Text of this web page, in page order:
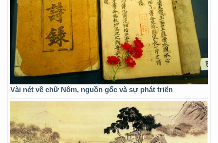
Vài nét về chữ Nôm, nguồn gốc và sự phát triển